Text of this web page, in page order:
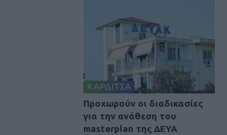
ΚΑΡΔΙΤΣΑ
Προχωρούν οι διαδικασίες
για την ανάθεση του
masterplan της ΔΕΥΑ